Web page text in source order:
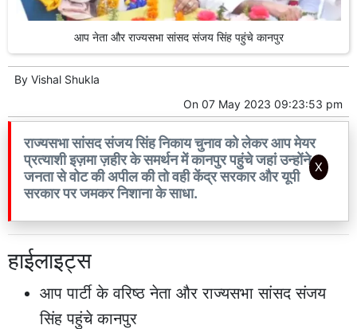
आप नेता और राज्यसभा सांसद संजय सिंह पहुंचे कानपुर
By Vishal Shukla
On 07 May 2023 09:23:53 pm
राज्यसभा सांसद संजय सिंह निकाय चुनाव को लेकर आप मेयर
प्रत्याशी इज़मा ज़हीर के समर्थन में कानपुर पहुंचे जहां उन्होंने
जनता से वोट की अपील की तो वही केंद्र सरकार और यूपी
सरकार पर जमकर निशाना के साधा.
हाईलाइट्स
आप पार्टी के वरिष्ठ नेता और राज्यसभा सांसद संजय
सिंह पहुंचे कानपुर
X